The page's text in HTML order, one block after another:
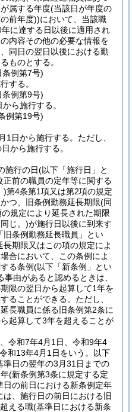
属する年度(当該日が年度の
前年度))において、当該職
に達する日以後に適用され
内容その他の必要な情報を
同日の翌日以後における勤
ものとする。
条例第7号)
する。
条例第9号)
ら施行する。
例第19号)
1日から施行する。 ただし、
から施行する。
施行の日(以下「施行日」と
前の職員の定年等に関する
)第4条第1項又は第2項の規定
つ、旧条例勤務延長期限(同
規定により延長された期限
じ。)が施行日以後に到来す
条例勤務延長職員」とい
期限又はこの項の規定によ
合において、この条例によ
る条例(以下「新条例」とい
由があると認めるときは、
限の翌日から起算して1年を
ることができる。 ただし、
長職員に係る旧条例第2条に
起算して3年を超えることが
令和7年4月1日、令和9年4
和13年4月1日をいう。以下
準日の翌年の3月31日までの
(新条例第3条に規定する定
日の前日における新条例定年
、施行日の前日における旧
える職(基準日における新条